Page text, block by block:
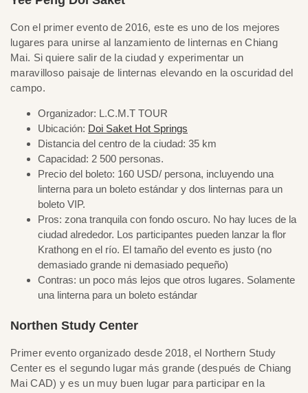
Con el primer evento de 2016, este es uno de los mejores
lugares para unirse al lanzamiento de linternas en Chiang
Mai. Si quiere salir de la ciudad y experimentar un
maravilloso paisaje de linternas elevando en la oscuridad del
campo.
Organizador: L.C.M.T TOUR
Ubicación: Doi Saket Hot Springs
Distancia del centro de la ciudad: 35 km
Capacidad: 2 500 personas.
Precio del boleto: 160 USD/ persona, incluyendo una
linterna para un boleto estándar y dos linternas para un
boleto VIP.
Pros: zona tranquila con fondo oscuro. No hay luces de la
ciudad alrededor. Los participantes pueden lanzar la flor
Krathong en el río. El tamaño del evento es justo (no
demasiado grande ni demasiado pequeño)
Contras: un poco más lejos que otros lugares. Solamente
una linterna para un boleto estándar
Northen Study Center
Primer evento organizado desde 2018, el Northern Study
Center es el segundo lugar más grande (después de Chiang
Mai CAD) y es un muy buen lugar para participar en la